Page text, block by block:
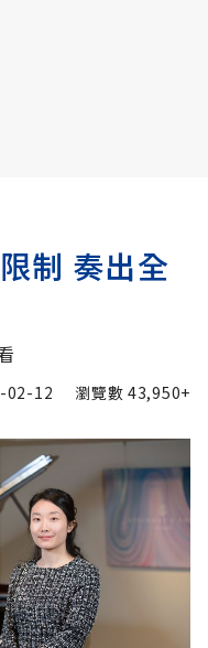
制 奏出全
02-12 瀏覽數43,950+